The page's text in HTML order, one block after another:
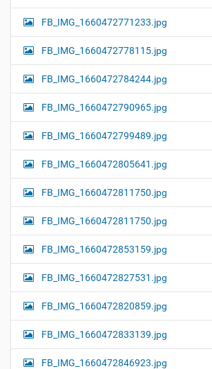
FB_IMG_1660472771233.jpg
FB_IMG_1660472778115.jpg
FB_IMG_1660472784244.jpg
FB_IMG_1660472790965.jpg
FB_IMG_1660472799489.jpg
FB_IMG_1660472805641.jpg
FB_IMG_1660472811750.jpg
FB_IMG_1660472811750.jpg
FB_IMG_1660472853159.jpg
FB_IMG_1660472827531.jpg
FB_IMG_1660472820859.jpg
FB_IMG_1660472833139.jpg
FB_IMG_1660472846923.jpg